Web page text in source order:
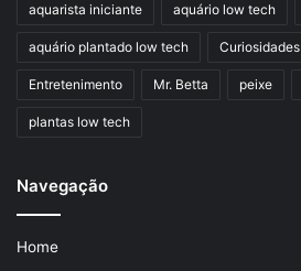
aquarista iniciante aquário low tech
aquário plantado low tech Curiosidades
Entretenimento Mr. Betta peixe
plantas low tech
Navegação
Home